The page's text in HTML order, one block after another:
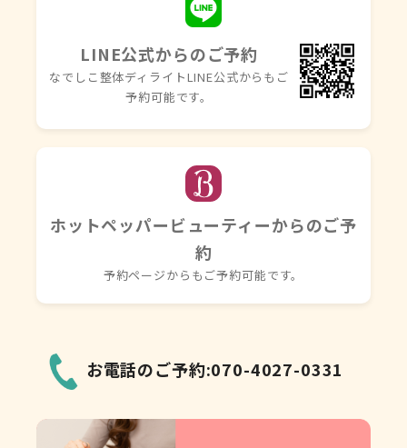
LINE公式からのご予約
なでしこ整体ディライトLINE公式からもご
予約可能です。
ホットペッパービューティーからのご予
約
予約ページからもご予約可能です。
お電話のご予約:070-4027-0331